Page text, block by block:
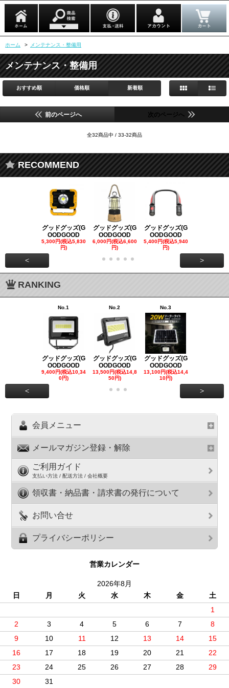
ホーム > メンテナンス・整備用
メンテナンス・整備用
おすすめ順 価格順 新着順
前のページへ 次のページへ
全32商品中 / 33-32商品
RECOMMEND
グッドグッズ(G
OODGOOD
5,300円(税込5,830
円)
グッドグッズ(G
OODGOOD
6,000円(税込6,600
円)
グッドグッズ(G
OODGOOD
5,400円(税込5,940
円)
< >
RANKING
No.1
グッドグッズ(G
OODGOOD
9,400円(税込10,34
0円)
No.2
グッドグッズ(G
OODGOOD
13,500円(税込14,8
50円)
No.3
グッドグッズ(G
OODGOOD
13,100円(税込14,4
10円)
< >
会員メニュー
メールマガジン登録・解除
ご利用ガイド
支払い方法 / 配送方法 / 会社概要
領収書・納品書・請求書の発行について
お問い合せ
プライバシーポリシー
営業カレンダー
2026年8月
日
月 火 水 木 金
土
1
2
3 4 5 6 7
8
9
10 11 12 13 14
15
16
17 18 19 20 21
22
23
24 25 26 27 28
29
30
31